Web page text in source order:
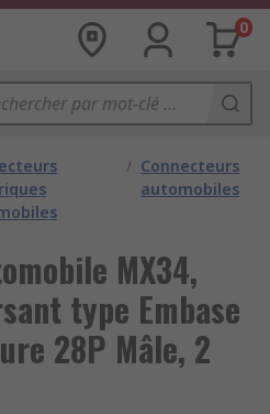
0
/ Connecteurs
automobiles
MX34,
type Embase
28P Mâle, 2